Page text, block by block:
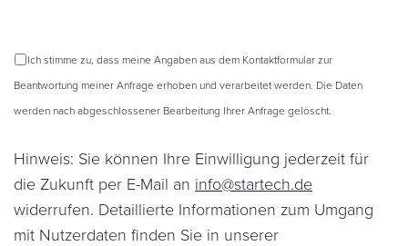
Ich stimme zu, dass meine Angaben aus dem Kontaktformular zur
Beantwortung meiner Anfrage erhoben und verarbeitet werden. Die Daten
werden nach abgeschlossener Bearbeitung Ihrer Anfrage gelöscht.
Hinweis: Sie können Ihre Einwilligung jederzeit für
die Zukunft per E-Mail an info@startech.de
widerrufen. Detaillierte Informationen zum Umgang
mit Nutzerdaten finden Sie in unserer